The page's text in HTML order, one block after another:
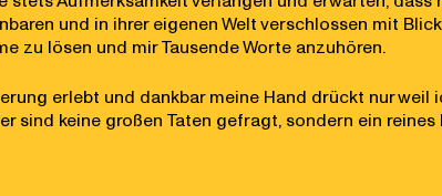
und in ihrer eigenen Welt verschlossen mit
zu lösen und mir Tausende Worte anzuhören.
erlebt und dankbar meine Hand drückt nur weil
sind keine großen Taten gefragt, sondern ein